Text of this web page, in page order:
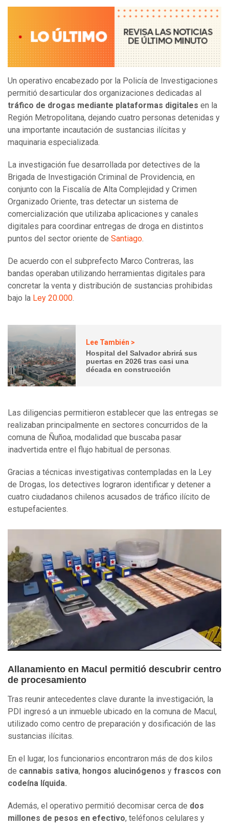
Un operativo encabezado por la Policía de Investigaciones
permitió desarticular dos organizaciones dedicadas al
tráfico de drogas mediante plataformas digitales en la
Región Metropolitana, dejando cuatro personas detenidas y
una importante incautación de sustancias ilícitas y
maquinaria especializada.
La investigación fue desarrollada por detectives de la
Brigada de Investigación Criminal de Providencia, en
conjunto con la Fiscalía de Alta Complejidad y Crimen
Organizado Oriente, tras detectar un sistema de
comercialización que utilizaba aplicaciones y canales
digitales para coordinar entregas de droga en distintos
puntos del sector oriente de Santiago.
De acuerdo con el subprefecto Marco Contreras, las
bandas operaban utilizando herramientas digitales para
concretar la venta y distribución de sustancias prohibidas
bajo la Ley 20.000.
Lee También >
Hospital del Salvador abrirá sus
puertas en 2026 tras casi una
década en construcción
Las diligencias permitieron establecer que las entregas se
realizaban principalmente en sectores concurridos de la
comuna de Ñuñoa, modalidad que buscaba pasar
inadvertida entre el flujo habitual de personas.
Gracias a técnicas investigativas contempladas en la Ley
de Drogas, los detectives lograron identificar y detener a
cuatro ciudadanos chilenos acusados de tráfico ilícito de
estupefacientes.
Allanamiento en Macul permitió descubrir centro
de procesamiento
Tras reunir antecedentes clave durante la investigación, la
PDI ingresó a un inmueble ubicado en la comuna de Macul,
utilizado como centro de preparación y dosificación de las
sustancias ilícitas.
En el lugar, los funcionarios encontraron más de dos kilos
de cannabis sativa, hongos alucinógenos y frascos con
codeína líquida.
Además, el operativo permitió decomisar cerca de dos
millones de pesos en efectivo, teléfonos celulares y